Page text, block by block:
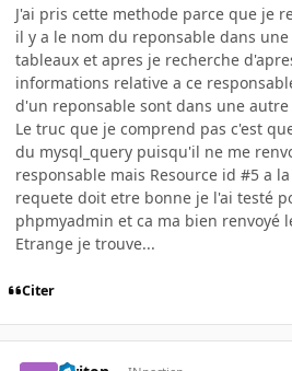
J'ai pris cette methode parce que je
il y a le nom du reponsable dans
tableaux et apres je recherche
informations relative a ce
d'un reponsable sont dans une autre
Le truc que je comprend pas c'est
du mysql_query puisqu'il ne me
responsable mais Resource id #5 a
requete doit etre bonne je l'ai testé
phpmyadmin et ca ma bien renvoyé
Etrange je trouve...
Citer